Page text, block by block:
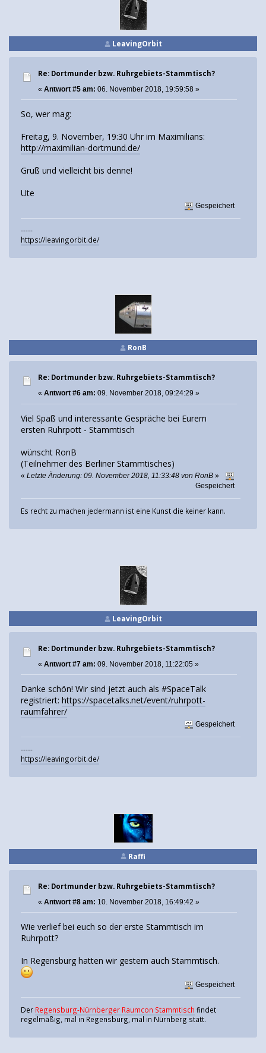
LeavingOrbit
Re: Dortmunder bzw. Ruhrgebiets-Stammtisch?
« Antwort #5 am: 06. November 2018, 19:59:58 »
So, wer mag:
Freitag, 9. November, 19:30 Uhr im Maximilians:
http://maximilian-dortmund.de/
Gruß und vielleicht bis denne!
Ute
Gespeichert
-----
https://leavingorbit.de/
RonB
Re: Dortmunder bzw. Ruhrgebiets-Stammtisch?
« Antwort #6 am: 09. November 2018, 09:24:29 »
Viel Spaß und interessante Gespräche bei Eurem
ersten Ruhrpott - Stammtisch
wünscht RonB
(Teilnehmer des Berliner Stammtisches)
« Letzte Änderung: 09. November 2018, 11:33:48 von RonB »
Gespeichert
Es recht zu machen jedermann ist eine Kunst die keiner kann.
LeavingOrbit
Re: Dortmunder bzw. Ruhrgebiets-Stammtisch?
« Antwort #7 am: 09. November 2018, 11:22:05 »
Danke schön! Wir sind jetzt auch als #SpaceTalk
registriert: https://spacetalks.net/event/ruhrpott-
raumfahrer/
Gespeichert
-----
https://leavingorbit.de/
Raffi
Re: Dortmunder bzw. Ruhrgebiets-Stammtisch?
« Antwort #8 am: 10. November 2018, 16:49:42 »
Wie verlief bei euch so der erste Stammtisch im
Ruhrpott?
In Regensburg hatten wir gestern auch Stammtisch.
Gespeichert
Der Regensburg-Nürnberger Raumcon Stammtisch findet
regelmäßig, mal in Regensburg, mal in Nürnberg statt.